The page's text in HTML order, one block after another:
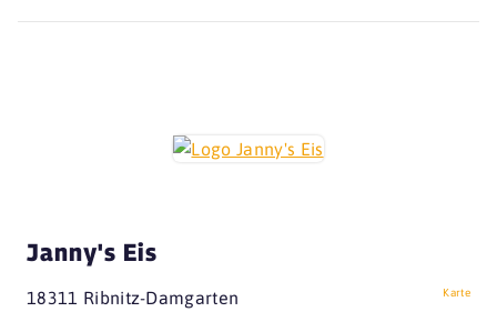
Janny's Eis
18311 Ribnitz-Damgarten Karte